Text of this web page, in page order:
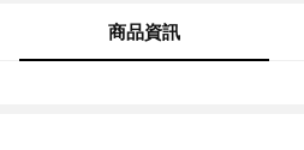
商品資訊